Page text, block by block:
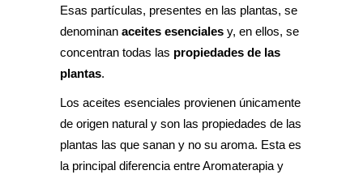
Esas partículas, presentes en las plantas, se
denominan aceites esenciales y, en ellos, se
concentran todas las propiedades de las
plantas.
Los aceites esenciales provienen únicamente
de origen natural y son las propiedades de las
plantas las que sanan y no su aroma. Esta es
la principal diferencia entre Aromaterapia y